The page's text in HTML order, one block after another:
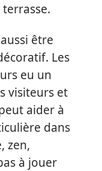
être
Les
eu un
visiteurs et
aider à
dans
zen,
à jouer